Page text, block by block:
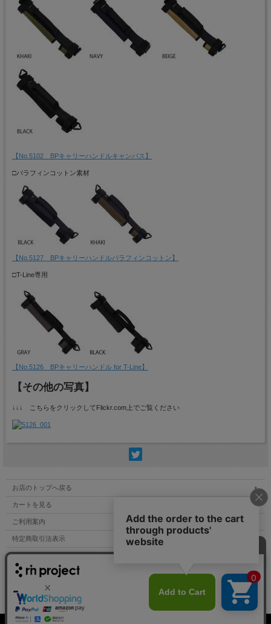
【No.5102 BPキャリーハンドルキャンバス】
□パラフィンコットン素材
【No.5127 BPキャリーハンドルパラフィンコットン】
□T-Line専用
【No.5126 BPキャリーハンドル for T-Line】
【その他の写真】
↓↓↓ こちらをクリックしてFlickr.com上でご覧ください
お店のトップへ戻る
カートを見る
ご利用案内
特定商取引法表示
個人情報の取扱い
サイトマップ
お問い合わせ